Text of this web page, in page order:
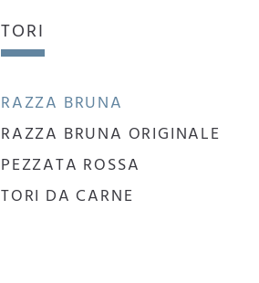
TORI
RAZZA BRUNA
RAZZA BRUNA ORIGINALE
PEZZATA ROSSA
TORI DA CARNE